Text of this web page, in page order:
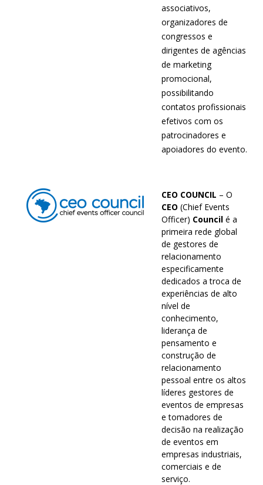
associativos,
organizadores de
congressos e
dirigentes de agências
de marketing
promocional,
possibilitando
contatos profissionais
efetivos com os
patrocinadores e
apoiadores do evento.
CEO COUNCIL – O
CEO (Chief Events
Officer) Council é a
primeira rede global
de gestores de
relacionamento
especificamente
dedicados a troca de
experiências de alto
nível de
conhecimento,
liderança de
pensamento e
construção de
relacionamento
pessoal entre os altos
líderes gestores de
eventos de empresas
e tomadores de
decisão na realização
de eventos em
empresas industriais,
comerciais e de
serviço.